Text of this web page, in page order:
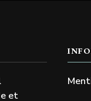
et